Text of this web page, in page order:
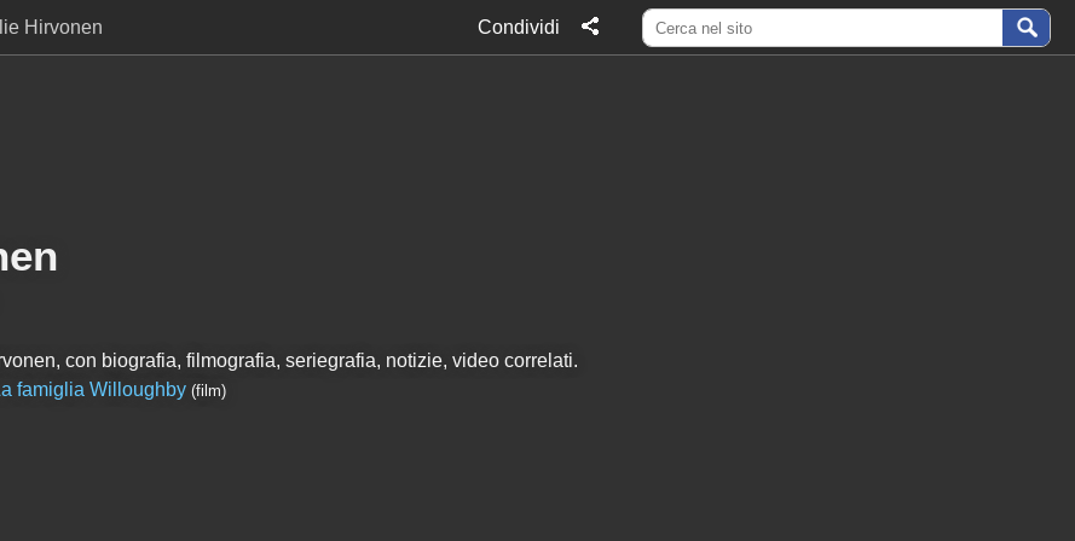
Hirvonen Condividi
con biografia, filmografia, seriegrafia, notizie, video correlati.
famiglia Willoughby (film)